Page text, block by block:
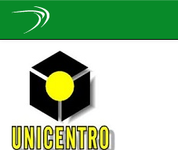
navigation